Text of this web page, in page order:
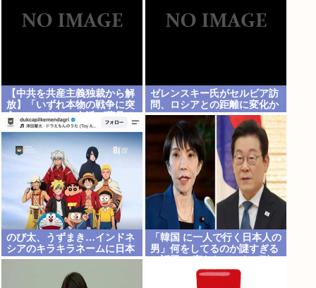
【中共を共産主義独裁から解
放】「いずれ本物の戦争に突
入」アメリカの右派が夢見る
〈露骨に交戦的〉なシナリオ
ゼレンスキー氏がセルビア訪
問、ロシアとの距離に変化か
のび太、うずまき…インドネ
シアのキラキラネームに日本
のアニメ
「韓国 に一人で行く日本人の
男」何をしてるのか謎すぎる
にそうだよな…